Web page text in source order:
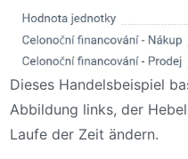
Dieses Handelsbeispiel
Abbildung links, der
Laufe der Zeit ändern.